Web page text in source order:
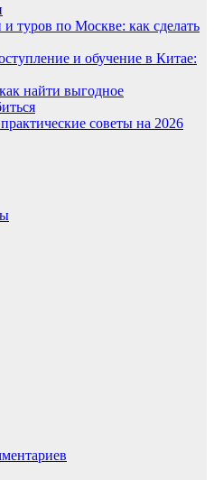
туров по Москве: как сделать
и обучение в Китае:
найти выгодное
советы на 2026